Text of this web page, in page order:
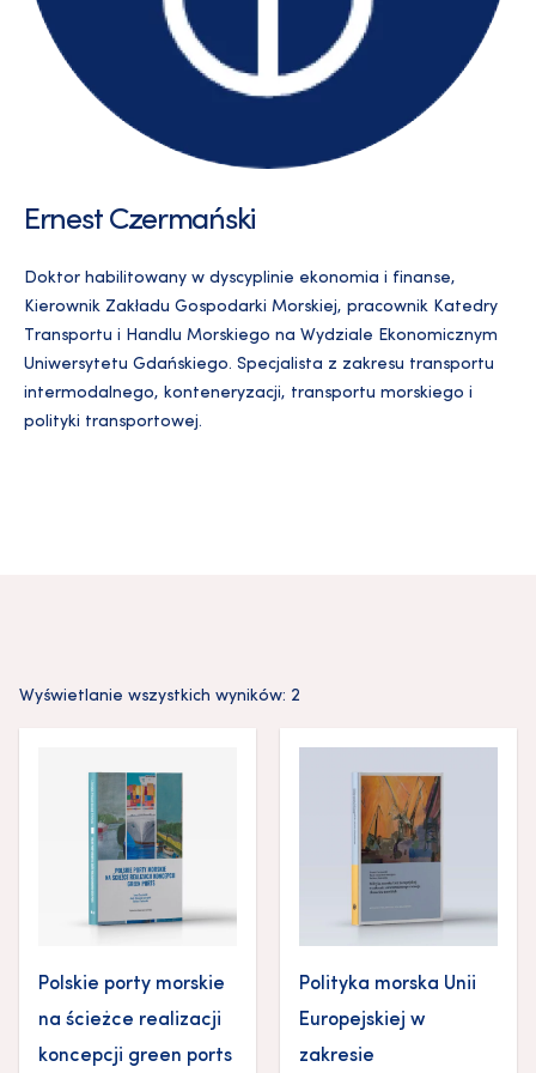
Ernest Czermański
Doktor habilitowany w dyscyplinie ekonomia i finanse,
Kierownik Zakładu Gospodarki Morskiej, pracownik Katedry
Transportu i Handlu Morskiego na Wydziale Ekonomicznym
Uniwersytetu Gdańskiego. Specjalista z zakresu transportu
intermodalnego, konteneryzacji, transportu morskiego i
polityki transportowej.
Wyświetlanie wszystkich wyników: 2
Polskie porty morskie
na ścieżce realizacji
koncepcji green ports
Polityka morska Unii
Europejskiej w
zakresie